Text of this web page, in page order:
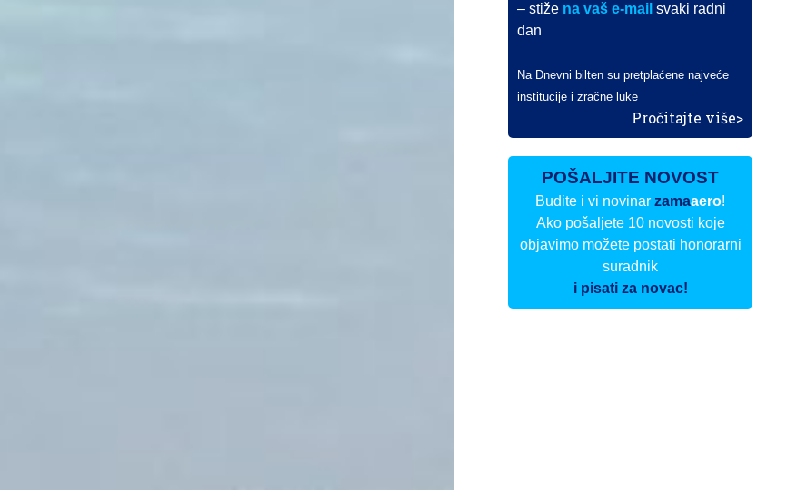
– stiže na vaš e-mail svaki radni
dan
Na Dnevni bilten su pretplaćene najveće
institucije i zračne luke
Pročitajte više>
POŠALJITE NOVOST
Budite i vi novinarzamaaero!
Ako pošaljete 10 novosti koje
objavimo možete postati honorarni
suradnik
i pisati za novac!